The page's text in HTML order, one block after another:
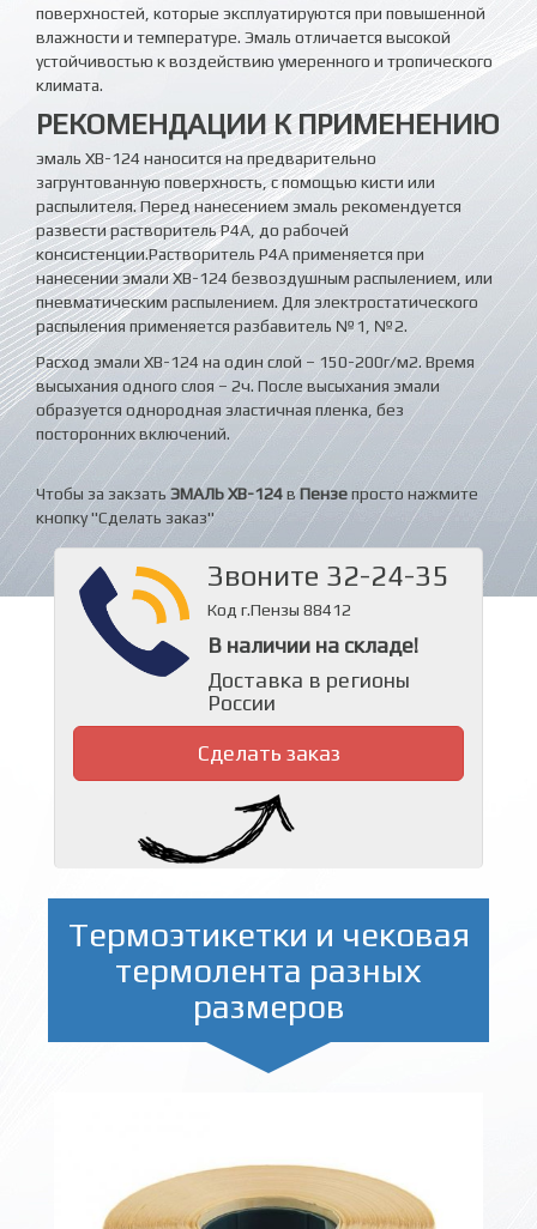
поверхностей, которые эксплуатируются при повышенной
влажности и температуре. Эмаль отличается высокой
устойчивостью к воздействию умеренного и тропического
климата.
РЕКОМЕНДАЦИИ К ПРИМЕНЕНИЮ
эмаль ХВ-124 наносится на предварительно
загрунтованную поверхность, с помощью кисти или
распылителя. Перед нанесением эмаль рекомендуется
развести растворитель Р4А, до рабочей
консистенции.Растворитель Р4А применяется при
нанесении эмали ХВ-124 безвоздушным распылением, или
пневматическим распылением. Для электростатического
распыления применяется разбавитель №1, №2.
Расход эмали ХВ-124 на один слой – 150-200г/м2. Время
высыхания одного слоя – 2ч. После высыхания эмали
образуется однородная эластичная пленка, без
посторонних включений.
Чтобы за закзатьЭМАЛЬ ХВ-124вПензепросто нажмите
кнопку "Сделать заказ"
Звоните 32-24-35
Код г.Пензы 88412
В наличии на складе!
Доставка в регионы
России
Сделать заказ
Термоэтикетки и чековая
термолента разных
размеров